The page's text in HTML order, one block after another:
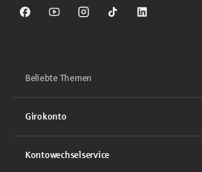
Sparkasse auf Facebook
Sparkasse auf Youtube
Sparkasse auf Instagram
Sparkasse auf TikTok
Sparkasse
Beliebte Themen
Girokonto
Kontowechselservice